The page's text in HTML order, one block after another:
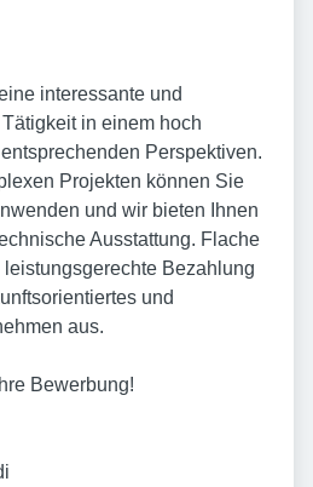
interessante und
in einem hoch
Perspektiven.
Projekten können Sie
und wir bieten Ihnen
Ausstattung. Flache
Bezahlung
und
aus.
Bewerbung!